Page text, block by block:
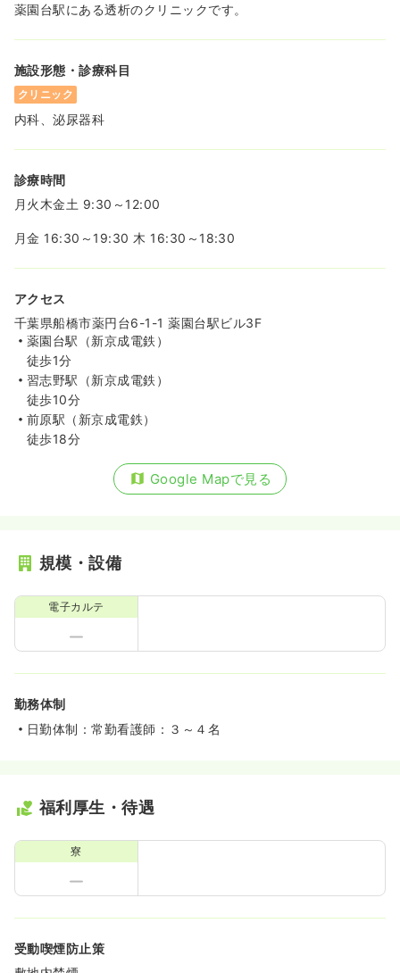
薬園台駅にある透析のクリニックです。
施設形態・診療科目
クリニック
内科、泌尿器科
診療時間
月火木金土 9:30～12:00
月金 16:30～19:30 木 16:30～18:30
アクセス
千葉県船橋市薬円台6-1-1 薬園台駅ビル3F
薬園台駅（新京成電鉄）
徒歩1分
習志野駅（新京成電鉄）
徒歩10分
前原駅（新京成電鉄）
徒歩18分
Google Mapで見る
規模・設備
電子カルテ
勤務体制
日勤体制：常勤看護師：３～４名
福利厚生・待遇
寮
受動喫煙防止策